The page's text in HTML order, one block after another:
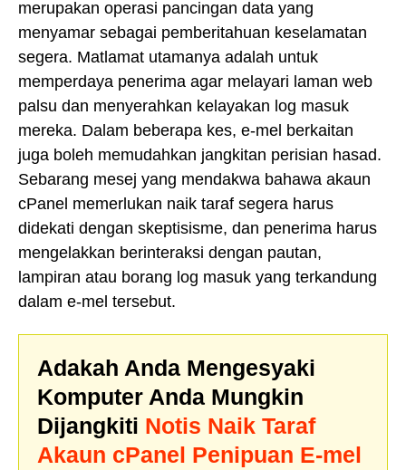
merupakan operasi pancingan data yang
menyamar sebagai pemberitahuan keselamatan
segera. Matlamat utamanya adalah untuk
memperdaya penerima agar melayari laman web
palsu dan menyerahkan kelayakan log masuk
mereka. Dalam beberapa kes, e-mel berkaitan
juga boleh memudahkan jangkitan perisian hasad.
Sebarang mesej yang mendakwa bahawa akaun
cPanel memerlukan naik taraf segera harus
didekati dengan skeptisisme, dan penerima harus
mengelakkan berinteraksi dengan pautan,
lampiran atau borang log masuk yang terkandung
dalam e-mel tersebut.
Adakah Anda Mengesyaki
Komputer Anda Mungkin
Dijangkiti Notis Naik Taraf
Akaun cPanel Penipuan E-mel